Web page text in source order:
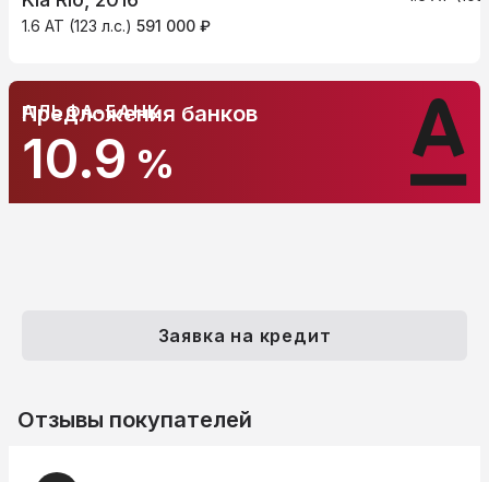
1.6 AT (123 л.с.) 591 000 ₽
СБЕРБАНК
14.9 %
Предложения банков
Заявка на кредит
Отзывы покупателей